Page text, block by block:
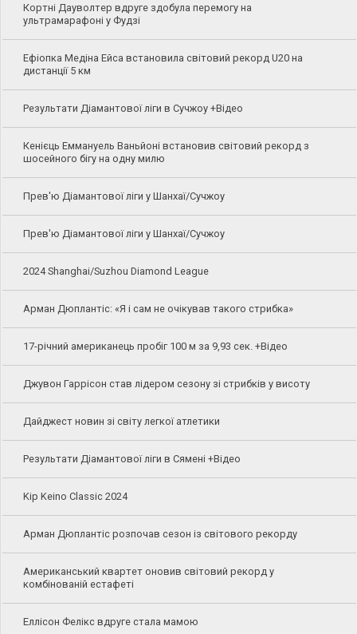
Кортні Дауволтер вдруге здобула перемогу на
ультрамарафоні у Фудзі
Ефіопка Медіна Ейса встановила світовий рекорд U20 на
дистанції 5 км
Результати Діамантової ліги в Сучжоу +Відео
Кенієць Еммануель Ваньйоні встановив світовий рекорд з
шосейного бігу на одну милю
Прев'ю Діамантової ліги у Шанхаї/Сучжоу
Прев'ю Діамантової ліги у Шанхаї/Сучжоу
2024 Shanghai/Suzhou Diamond League
Арман Дюплантіс: «Я і сам не очікував такого стрибка»
17-річний американець пробіг 100 м за 9,93 сек. +Відео
Джувон Гаррісон став лідером сезону зі стрибків у висоту
Дайджест новин зі світу легкої атлетики
Результати Діамантової ліги в Сямені +Відео
Kip Keino Classic 2024
Арман Дюплантіс розпочав сезон із світового рекорду
Американський квартет оновив світовий рекорд у
комбінованій естафеті
Еллісон Фелікс вдруге стала мамою